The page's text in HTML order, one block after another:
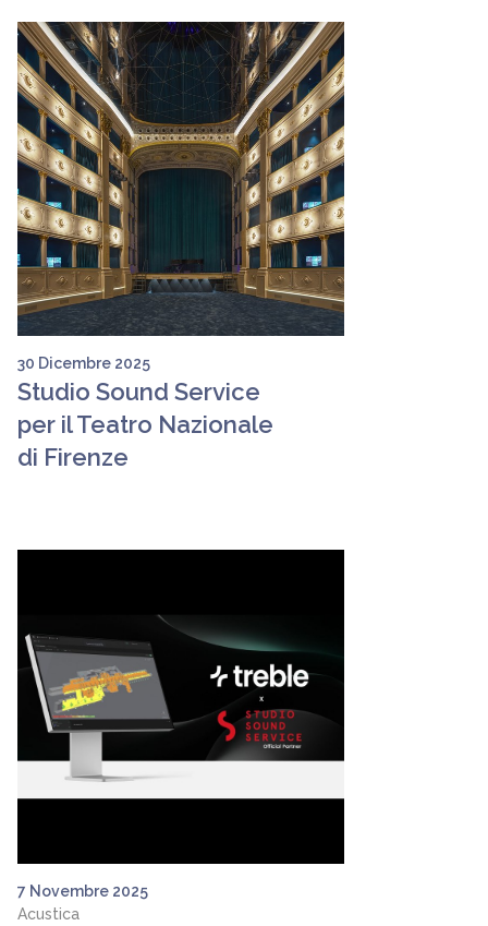
30 Dicembre 2025
Studio Sound Service
per il Teatro Nazionale
di Firenze
7 Novembre 2025
Acustica